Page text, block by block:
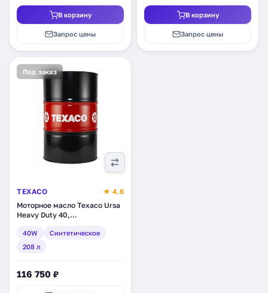
В корзину
Запрос цены
В корзину
Запрос цены
Под заказ
TEXACO
★ 4.6
Моторное масло Texaco Ursa
Heavy Duty 40,
(803184DEE)
40W
Синтетическое
208 л
116 750 ₽